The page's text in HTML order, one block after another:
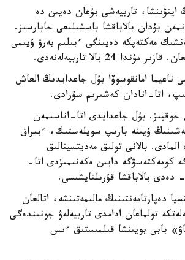
ايتۋىنشا، تاربيەشى بۇعان دەيىن دە
بۇدان بالاباقشا باسشىلىعى حابارسىز.
مەكتەپكە دەيىنگى ءبىلىم بەرۋ ۇيىمى
24 بالا تاربيەلەنەدى.
ناعيما امانقوسوۆا بۇل جاعدايدىڭ العاش
اتا-انادان كەشىرىم سۇرادى.
بۇل جاعدايدى اتا-اناسىمەن
ۇيىنە بارىپ سويلەستىك، ءبىراق
بالانى تولىق مەديتسينالىق
كومەكتەسۋگە دايىن ەكەنىمىزدى اتا-
دەدى بالاباقشا قۇرىلتايشىسى.
دەپارتامەنتىنىڭ مالىمەتىنشە، اتالعان
تولماعان ادامدى تاربيەلەۋ جونىندەگى
بابى بويىنشا قىلمىستىق ءىس